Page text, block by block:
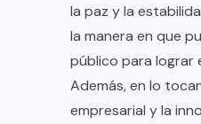
la paz y la
la manera en que
público para lograr
Además, en lo
empresarial y la